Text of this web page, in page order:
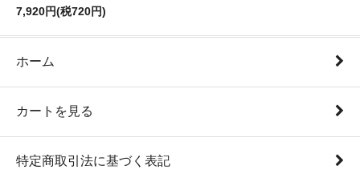
7,920円(税720円)
ホーム
カートを見る
特定商取引法に基づく表記